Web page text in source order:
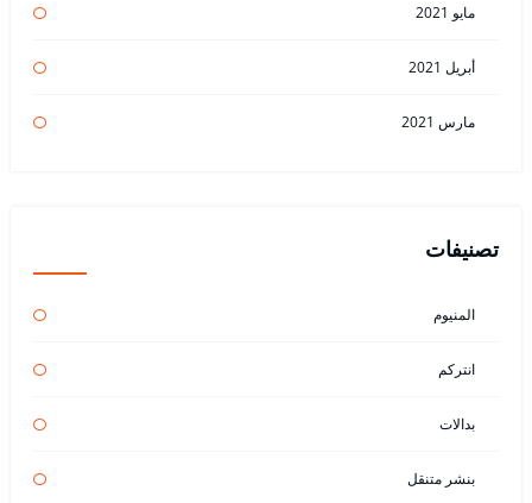
مايو 2021
أبريل 2021
مارس 2021
تصنيفات
المنيوم
انتركم
بدالات
بنشر متنقل